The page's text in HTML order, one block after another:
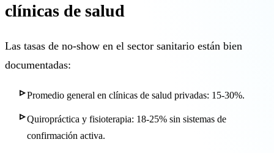
clínicas de salud
Las tasas de no-show en el sector sanitario están bien
documentadas:
Promedio general en clínicas de salud privadas: 15-30%.
Quiropráctica y fisioterapia: 18-25% sin sistemas de
confirmación activa.